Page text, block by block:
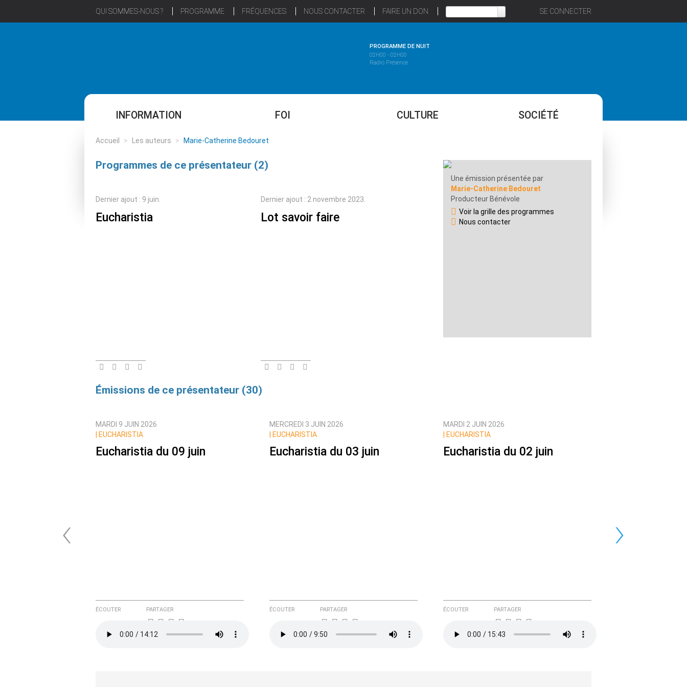
QUI SOMMES-NOUS ? PROGRAMME FRÉQUENCES NOUS CONTACTER FAIRE UN DON SE CONNECTER
PROGRAMME DE NUIT
02H00 - 02H00
Radio Présence
INFORMATION FOI CULTURE SOCIÉTÉ
Accueil > Les auteurs > Marie-Catherine Bedouret
Programmes de ce présentateur (2)
Dernier ajout : 9 juin.
Eucharistia
Dernier ajout : 2 novembre 2023.
Lot savoir faire
Une émission présentée par
Marie-Catherine Bedouret
Producteur Bénévole
Voir la grille des programmes
Nous contacter
Émissions de ce présentateur (30)
‹ ›
MARDI 9 JUIN 2026
EUCHARISTIA
Eucharistia du 09 juin
ÉCOUTER PARTAGER
MERCREDI 3 JUIN 2026
EUCHARISTIA
Eucharistia du 03 juin
ÉCOUTER PARTAGER
MARDI 2 JUIN 2026
EUCHARISTIA
Eucharistia du 02 juin
ÉCOUTER PARTAGER